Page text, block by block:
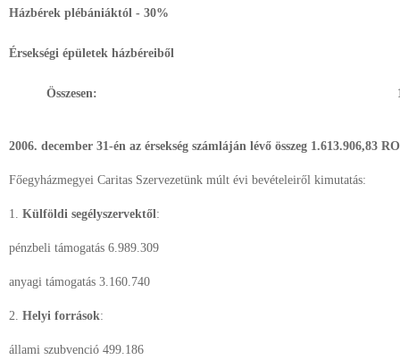
Házbérek plébániáktól - 30%
Érsekségi épületek házbéreiből
Összesen:
2006. december 31-én az érsekség számláján lévő összeg 1.613.906,83
Főegyházmegyei Caritas Szervezetünk múlt évi bevételeiről kimutatás:
1. Külföldi segélyszervektől:
pénzbeli támogatás 6.989.309
anyagi támogatás 3.160.740
2. Helyi források:
állami szubvenció 499.186